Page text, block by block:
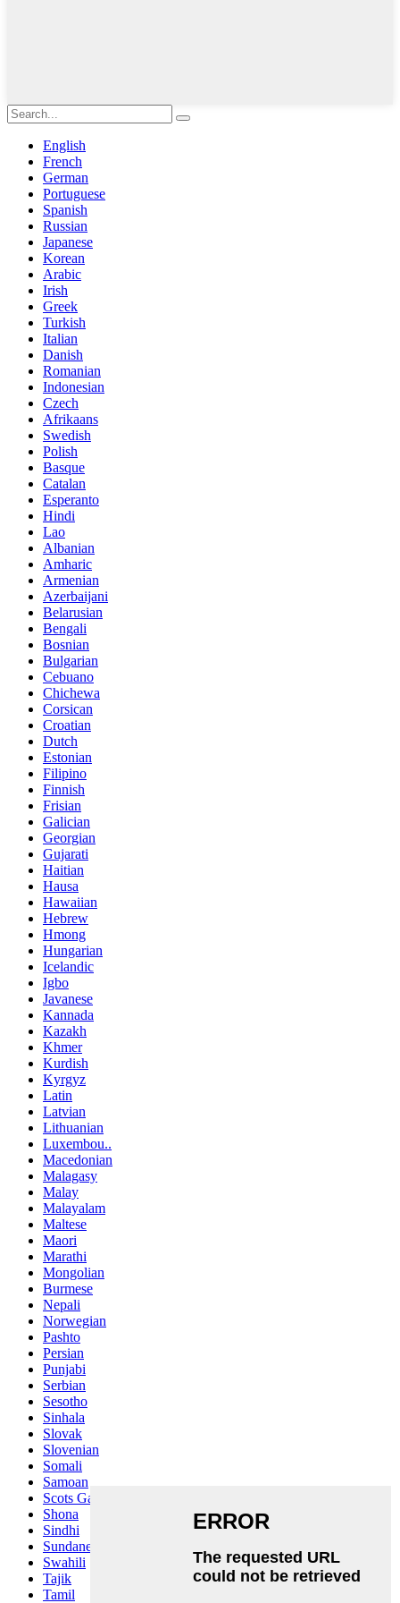
English
French
German
Portuguese
Spanish
Russian
Japanese
Korean
Arabic
Irish
Greek
Turkish
Italian
Danish
Romanian
Indonesian
Czech
Afrikaans
Swedish
Polish
Basque
Catalan
Esperanto
Hindi
Lao
Albanian
Amharic
Armenian
Azerbaijani
Belarusian
Bengali
Bosnian
Bulgarian
Cebuano
Chichewa
Corsican
Croatian
Dutch
Estonian
Filipino
Finnish
Frisian
Galician
Georgian
Gujarati
Haitian
Hausa
Hawaiian
Hebrew
Hmong
Hungarian
Icelandic
Igbo
Javanese
Kannada
Kazakh
Khmer
Kurdish
Kyrgyz
Latin
Latvian
Lithuanian
Luxembou..
Macedonian
Malagasy
Malay
Malayalam
Maltese
Maori
Marathi
Mongolian
Burmese
Nepali
Norwegian
Pashto
Persian
Punjabi
Serbian
Sesotho
Sinhala
Slovak
Slovenian
Somali
Samoan
Scots Gaelic
Shona
Sindhi
Sundanese
Swahili
Tajik
Tamil